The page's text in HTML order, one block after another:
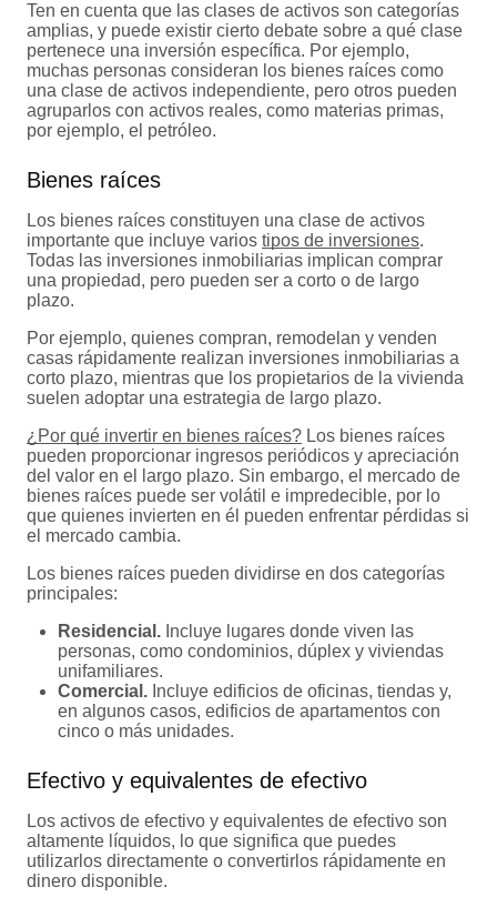
Ten en cuenta que las clases de activos son categorías
amplias, y puede existir cierto debate sobre a qué clase
pertenece una inversión específica. Por ejemplo,
muchas personas consideran los bienes raíces como
una clase de activos independiente, pero otros pueden
agruparlos con activos reales, como materias primas,
por ejemplo, el petróleo.
Bienes raíces
Los bienes raíces constituyen una clase de activos
importante que incluye varios tipos de inversiones.
Todas las inversiones inmobiliarias implican comprar
una propiedad, pero pueden ser a corto o de largo
plazo.
Por ejemplo, quienes compran, remodelan y venden
casas rápidamente realizan inversiones inmobiliarias a
corto plazo, mientras que los propietarios de la vivienda
suelen adoptar una estrategia de largo plazo.
¿Por qué invertir en bienes raíces? Los bienes raíces
pueden proporcionar ingresos periódicos y apreciación
del valor en el largo plazo. Sin embargo, el mercado de
bienes raíces puede ser volátil e impredecible, por lo
que quienes invierten en él pueden enfrentar pérdidas si
el mercado cambia.
Los bienes raíces pueden dividirse en dos categorías
principales:
Residencial. Incluye lugares donde viven las
personas, como condominios, dúplex y viviendas
unifamiliares.
Comercial. Incluye edificios de oficinas, tiendas y,
en algunos casos, edificios de apartamentos con
cinco o más unidades.
Efectivo y equivalentes de efectivo
Los activos de efectivo y equivalentes de efectivo son
altamente líquidos, lo que significa que puedes
utilizarlos directamente o convertirlos rápidamente en
dinero disponible.